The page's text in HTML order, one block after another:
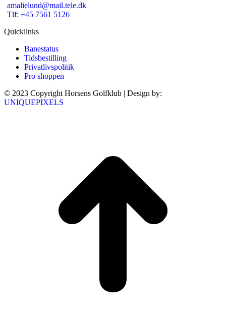
amalielund@mail.tele.dk
Tlf: +45 7561 5126
Quicklinks
Banestatus
Tidsbestilling
Privatlivspolitik
Pro shoppen
© 2023 Copyright Horsens Golfklub | Design by:
UNIQUEPIXELS